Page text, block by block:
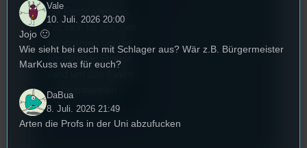
die Festivalleitung,
wichtigsten Fragen
zu beantworten.
Vale
10. Juli. 2026 20:00
Jojo 🙂
Wie sieht bei euch mit Schlager aus? Wär z.B. Bürgermeister
MarKuss was für euch?
DaBua
8. Juli. 2026 21:49
Arten die Profs in der Uni abzufucken